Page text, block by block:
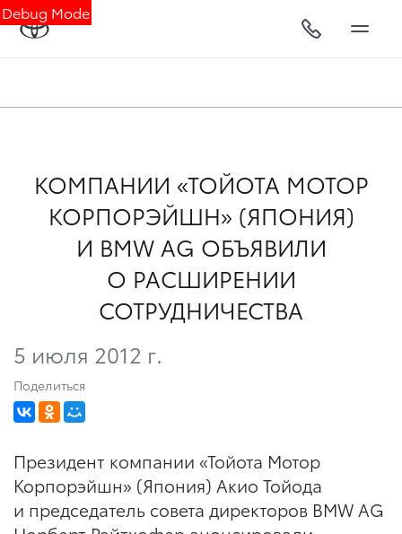
Debug Mode
КОМПАНИИ «ТОЙОТА МОТОР
КОРПОРЭЙШН» (ЯПОНИЯ)
И BMW AG ОБЪЯВИЛИ
О РАСШИРЕНИИ
СОТРУДНИЧЕСТВА
5 июля 2012 г.
Поделиться
Президент компании «Тойота Мотор
Корпорэйшн» (Япония) Акио Тойода
и председатель совета директоров BMW AG